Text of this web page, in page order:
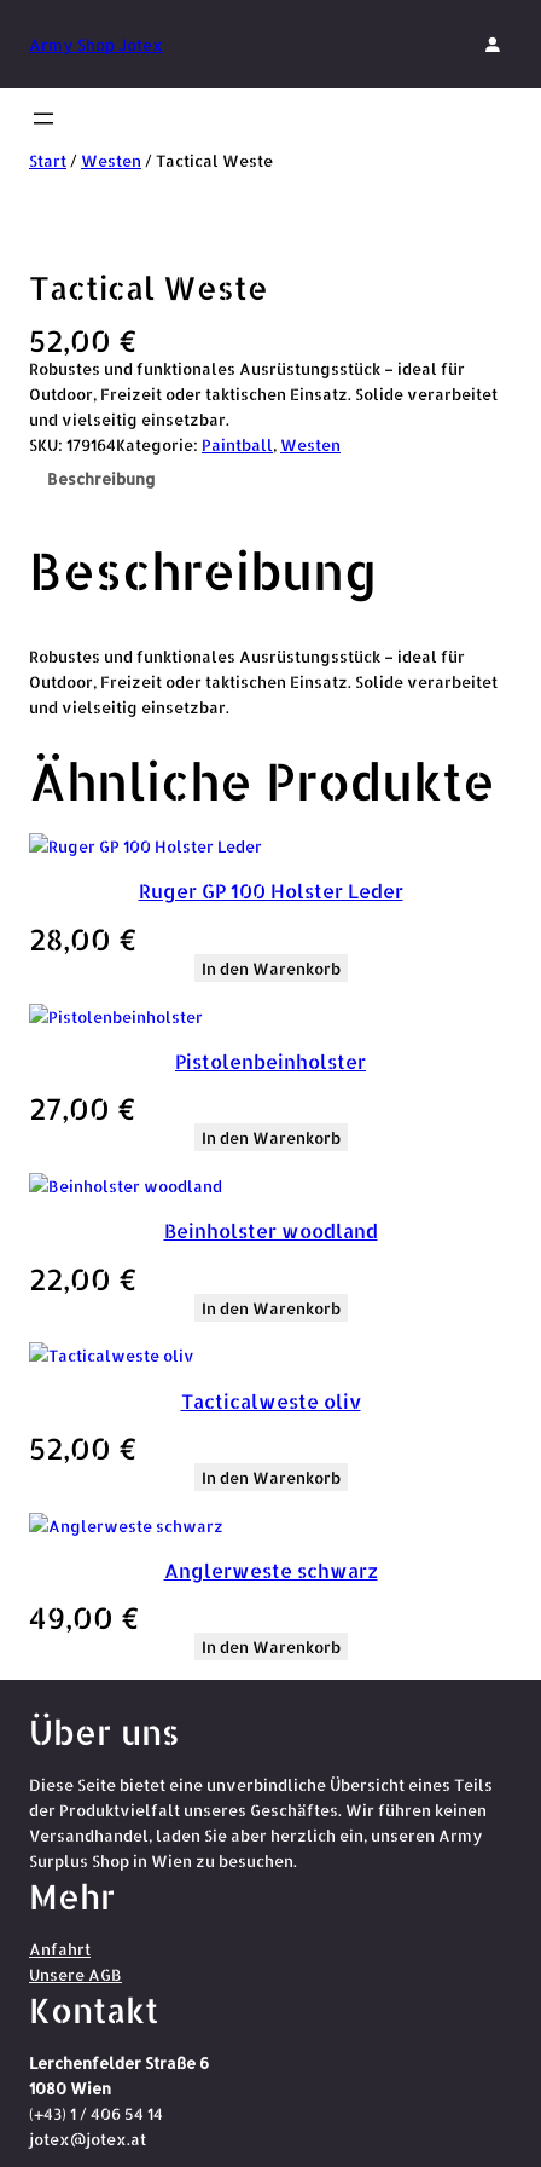
Army Shop Jotex
Start/ Westen / Tactical Weste
Tactical Weste
52,00 €
Robustes und funktionales Ausrüstungsstück – ideal für
Outdoor, Freizeit oder taktischen Einsatz. Solide verarbeitet
und vielseitig einsetzbar.
SKU: 179164Kategorie: Paintball, Westen
Beschreibung
Beschreibung
Robustes und funktionales Ausrüstungsstück – ideal für
Outdoor, Freizeit oder taktischen Einsatz. Solide verarbeitet
und vielseitig einsetzbar.
Ähnliche Produkte
Ruger GP 100 Holster Leder
28,00 €
In den Warenkorb
Pistolenbeinholster
27,00 €
In den Warenkorb
Beinholster woodland
22,00 €
In den Warenkorb
Tacticalweste oliv
52,00 €
In den Warenkorb
Anglerweste schwarz
49,00 €
In den Warenkorb
Über uns
Diese Seite bietet eine unverbindliche Übersicht eines Teils
der Produktvielfalt unseres Geschäftes. Wir führen keinen
Versandhandel, laden Sie aber herzlich ein, unseren Army
Surplus Shop in Wien zu besuchen.
Mehr
Anfahrt
Unsere AGB
Kontakt
Lerchenfelder Straße 6
1080 Wien
(+43) 1 / 406 54 14
jotex@jotex.at